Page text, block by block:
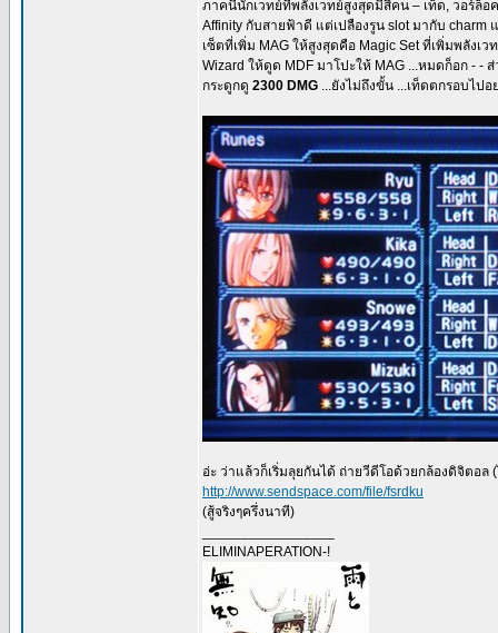
ภาคนี้นักเวทย์ที่พลังเวทย์สูงสุดมีสี่คน – เท็ด, วอร์ล็
Affinity กับสายฟ้าดี แต่เปลืองรูน slot มากับ charm
เซ็ตที่เพิ่ม MAG ให้สูงสุดคือ Magic Set ที่เพิ่มพลังเ
Wizard ให้ดูด MDF มาโปะให้ MAG ...หมดก็อก - -
กระดูกดู 2300 DMG ...ยังไม่ถึงขั้น ...เท็ดตกรอบไปอ
อ่ะ ว่าแล้วก็เริ่มลุยกันได้ ถ่ายวีดีโอด้วยกล้องดิจิตอ
http://www.sendspace.com/file/fsrdku
(สู้จริงๆครึ่งนาที)
ELIMINAPERATION-!